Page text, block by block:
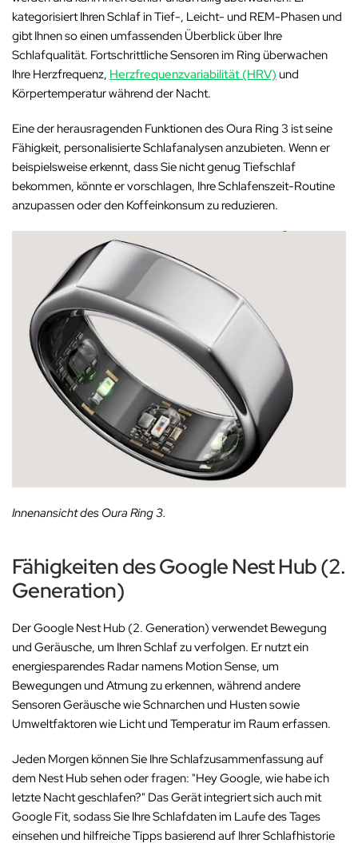
kategorisiert Ihren Schlaf in Tief-, Leicht- und REM-Phasen und
gibt Ihnen so einen umfassenden Überblick über Ihre
Schlafqualität. Fortschrittliche Sensoren im Ring überwachen
Ihre Herzfrequenz, Herzfrequenzvariabilität (HRV) und
Körpertemperatur während der Nacht.
Eine der herausragenden Funktionen des Oura Ring 3 ist seine
Fähigkeit, personalisierte Schlafanalysen anzubieten. Wenn er
beispielsweise erkennt, dass Sie nicht genug Tiefschlaf
bekommen, könnte er vorschlagen, Ihre Schlafenszeit-Routine
anzupassen oder den Koffeinkonsum zu reduzieren.
Innenansicht des Oura Ring 3.
Fähigkeiten des Google Nest Hub (2.
Generation)
Der Google Nest Hub (2. Generation) verwendet Bewegung
und Geräusche, um Ihren Schlaf zu verfolgen. Er nutzt ein
energiesparendes Radar namens Motion Sense, um
Bewegungen und Atmung zu erkennen, während andere
Sensoren Geräusche wie Schnarchen und Husten sowie
Umweltfaktoren wie Licht und Temperatur im Raum erfassen.
Jeden Morgen können Sie Ihre Schlafzusammenfassung auf
dem Nest Hub sehen oder fragen: "Hey Google, wie habe ich
letzte Nacht geschlafen?" Das Gerät integriert sich auch mit
Google Fit, sodass Sie Ihre Schlafdaten im Laufe des Tages
einsehen und hilfreiche Tipps basierend auf Ihrer Schlafhistorie